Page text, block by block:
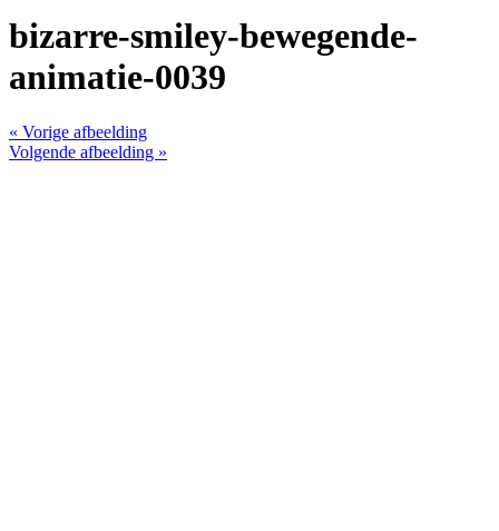
bizarre-smiley-bewegende-
animatie-0039
« Vorige afbeelding
Volgende afbeelding »